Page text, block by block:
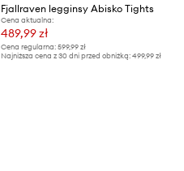
Fjallraven legginsy Abisko Tights
Cena aktualna:
489,99 zł
Cena regularna: 599,99 zł
Najniższa cena z 30 dni przed obniżką: 499,99 zł